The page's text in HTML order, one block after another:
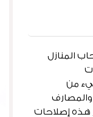
المنازل
من
هذه إصلاحات